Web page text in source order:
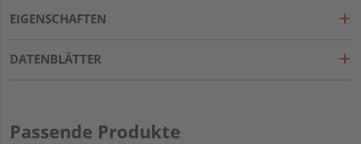
EIGENSCHAFTEN
DATENBLÄTTER
Passende Produkte